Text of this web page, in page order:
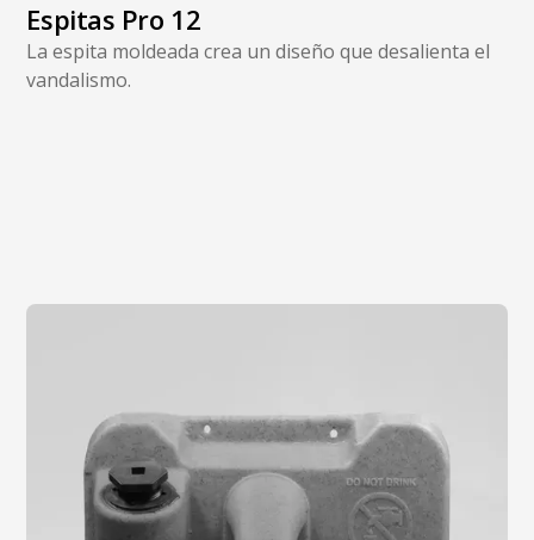
Espitas Pro 12
La espita moldeada crea un diseño que desalienta el
vandalismo.